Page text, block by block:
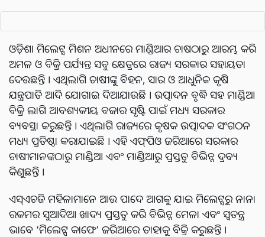
ଓଡ଼ିଶା ମିଲେଟ୍ସ ମିଶନ ଅଧୀନରେ ମାଣ୍ଡିଆର ଚାଷଠାରୁ ଆରମ୍ଭ କରି
ଅମଳ ଓ ବିକ୍ରି ପର୍ଯ୍ୟନ୍ତ ସବୁ କ୍ଷେତ୍ରରେ ରାଜ୍ୟ ସରକାର ସହାୟତା
ଦେଉଛନ୍ତି । ଏଥିଲାଗି ଚାଷୀଙ୍କୁ ବିହନ, ସାର ଓ ଆଧୁନିକ କୃଷି
ଯନ୍ତ୍ରପାତି ଆଦି ଯୋଗାଇ ଦିଆଯାଉଛି । ଉତ୍ପାଦନ ବୃଦ୍ଧି ସହ ମାଣ୍ଡିଆ
ବିକ୍ରି ଲାଗି ଆବଶ୍ୟକୀୟ ବଜାର ସୃଷ୍ଟି ପାଇଁ ମଧ୍ୟ ସରକାର
ବ୍ୟବସ୍ଥା କରୁଛନ୍ତି । ଏଥିଲାଗି ରାଜ୍ୟରେ କୃଷକ ଉତ୍ପାଦକ ସଂଗଠନ
ମଧ୍ୟ ପ୍ରତିଷ୍ଠା କରାଯାଇଛି । ଏହି ଏଫ୍‌ପିଓ ଜରିଆରେ ସରକାର
ଚାଷୀମାନଙ୍କଠାରୁ ମାଣ୍ଡିଆ ଏବଂ ମାଣ୍ଡିଆରୁ ପ୍ରସ୍ତୁତ ବିଭିନ୍ନ ଦ୍ରବ୍ୟ
କିଣୁଛନ୍ତି ।
ଏସ୍ଏଚଜି ମହିଳାମାନେ ଆଉ ପାଦେ ଆଗକୁ ଯାଇ ମିଲେଟ୍ସରୁ ନାନା
ରକମର ସୁଆଦିଆ ଖାଦ୍ୟ ପ୍ରସ୍ତୁତ କରି ବିଭିନ୍ନ ମେଳା ଏବଂ ସ୍ଵତନ୍ତ୍ର
ଭାବେ ‘ମିଲେଟ୍ସ କାଫେ’ ଜରିଆରେ ତାହାକୁ ବିକ୍ରି କରୁଛନ୍ତି ।